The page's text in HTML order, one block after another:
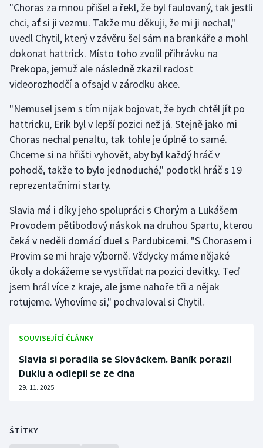
Olympijské hry
Parasport
Plavání
Plážový volejbal
Ragby
Rychlobruslení
Rychlostní kanoistika
Short track
Sportovní střelba
Stolní tenis
Triatlon
Veslování
Vodní slalom
Volejbal
"Choras za mnou přišel a řekl, že byl faulovaný, tak jestli
chci, ať si ji vezmu. Takže mu děkuji, že mi ji nechal,"
uvedl Chytil, který v závěru šel sám na brankáře a mohl
dokonat hattrick. Místo toho zvolil přihrávku na
Prekopa, jemuž ale následně zkazil radost
videorozhodčí a ofsajd v zárodku akce.
"Nemusel jsem s tím nijak bojovat, že bych chtěl jít po
hattricku, Erik byl v lepší pozici než já. Stejně jako mi
Choras nechal penaltu, tak tohle je úplně to samé.
Chceme si na hřišti vyhovět, aby byl každý hráč v
pohodě, takže to bylo jednoduché," podotkl hráč s 19
reprezentačními starty.
Slavia má i díky jeho spolupráci s Chorým a Lukášem
Provodem pětibodový náskok na druhou Spartu, kterou
čeká v neděli domácí duel s Pardubicemi. "S Chorasem i
Provim se mi hraje výborně. Vždycky máme nějaké
úkoly a dokážeme se vystřídat na pozici devítky. Teď
jsem hrál více z kraje, ale jsme nahoře tři a nějak
rotujeme. Vyhovíme si," pochvaloval si Chytil.
SOUVISEJÍCÍ ČLÁNKY
Slavia si poradila se Slováckem. Baník porazil
Duklu a odlepil se ze dna
29. 11. 2025
ŠTÍTKY